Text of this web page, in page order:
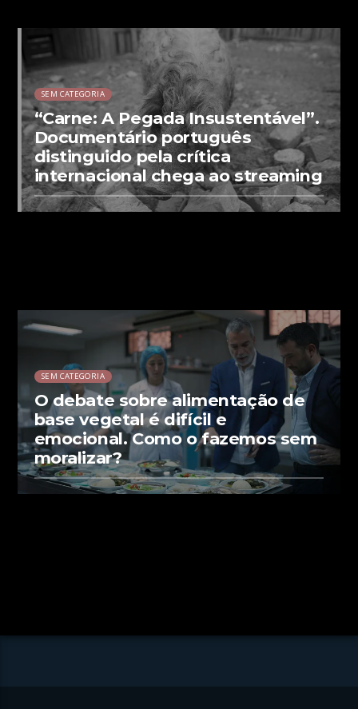
00:00 READ TIME
SEM CATEGORIA
“Carne: A Pegada Insustentável”.
Documentário português
distinguido pela crítica
internacional chega ao streaming
00:00 READ TIME
SEM CATEGORIA
O debate sobre alimentação de
base vegetal é difícil e
emocional. Como o fazemos sem
moralizar?